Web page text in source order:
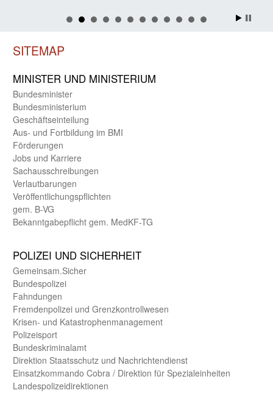
SITEMAP
MINISTER UND MINIST­ERIUM
Bundes­minister
Bundes­ministerium
Geschäfts­einteilung
Aus- und Fortbildung im BMI
Förderungen
Jobs und Karriere
Sachaus­schreibungen
Verlautbarungen
Veröffentlichungspflichten
gem. B-VG
Bekanntgabepflicht gem. MedKF-TG
POLIZEI UND SICHER­HEIT
Gemein­sam.Sicher
Bundes­polizei
Fahndungen
Fremdenpolizei und Grenzkontrollwesen
Krisen- und Katastrophen­management
Polizeisport
Bundes­kriminal­amt
Direktion Staats­schutz und Nach­richten­dienst
Einsatz­kommando Cobra / Direktion für Spezialeinheiten
Landes­polizei­direk­tionen